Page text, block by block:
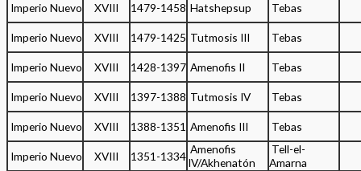
Imperio Nuevo XVIII 1479-1458 Hatshepsup Tebas
Imperio Nuevo XVIII 1479-1425 Tutmosis III Tebas
Imperio Nuevo XVIII 1428-1397 Amenofis II Tebas
Imperio Nuevo XVIII 1397-1388 Tutmosis IV Tebas
Imperio Nuevo XVIII 1388-1351 Amenofis III Tebas
Imperio Nuevo XVIII 1351-1334
Amenofis
IV/Akhenatón
Tell-el-
Amarna